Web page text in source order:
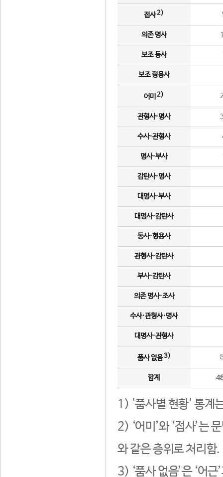
접사2)
의존 명사
보조 동사
보조 형용사
어미 2)
관형사·명사
수사·관형사
명사·부사
감탄사·명사
대명사·부사
대명사·감탄사
동사·형용사
관형사·감탄사
부사·감탄사
의존 명사·조사
수사·관형사·명사
대명사·관형사
품사 없음3)
합계
1) '품사별 현황' 통계
2) ‘어미’와 ‘접사’는
와 같은 층위로 처리함.
3) ‘품사 없음’은 ‘어